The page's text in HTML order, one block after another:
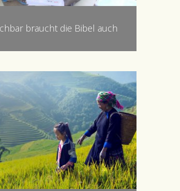
braucht die Bibel auch